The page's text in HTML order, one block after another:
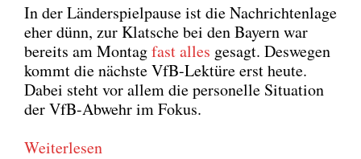
In der Län­der­spiel­pau­se ist die Nach­rich­ten­la­ge
eher dünn, zur Klat­sche bei den Bay­ern war
bereits am Mon­tagfast alles gesagt. Des­we­gen
kommt die nächs­te VfB-Lek­tü­re erst heu­te.
Dabei steht vor allem die per­so­nel­le Situa­ti­on
der VfB-Abwehr im Fokus.
Wei­ter­le­sen